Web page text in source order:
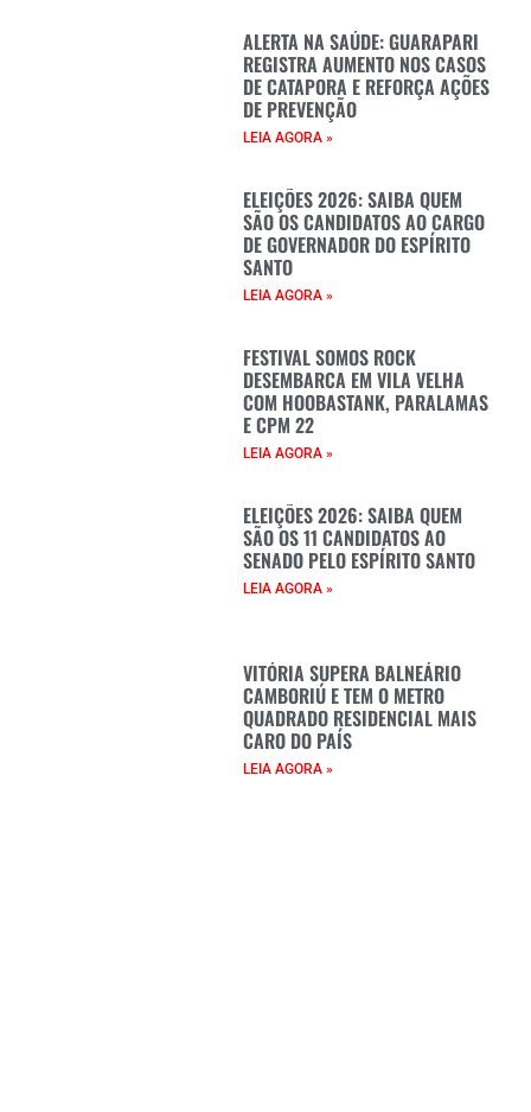
ALERTA NA SAÚDE: GUARAPARI
REGISTRA AUMENTO NOS CASOS
DE CATAPORA E REFORÇA AÇÕES
DE PREVENÇÃO
LEIA AGORA »
ELEIÇÕES 2026: SAIBA QUEM
SÃO OS CANDIDATOS AO CARGO
DE GOVERNADOR DO ESPÍRITO
SANTO
LEIA AGORA »
FESTIVAL SOMOS ROCK
DESEMBARCA EM VILA VELHA
COM HOOBASTANK, PARALAMAS
E CPM 22
LEIA AGORA »
ELEIÇÕES 2026: SAIBA QUEM
SÃO OS 11 CANDIDATOS AO
SENADO PELO ESPÍRITO SANTO
LEIA AGORA »
VITÓRIA SUPERA BALNEÁRIO
CAMBORIÚ E TEM O METRO
QUADRADO RESIDENCIAL MAIS
CARO DO PAÍS
LEIA AGORA »